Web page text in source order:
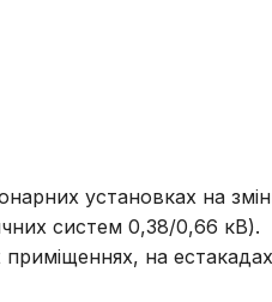
установках на
систем 0,38/0,66 кВ).
на